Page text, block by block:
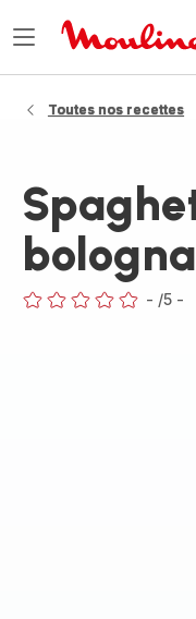
Ouvrir
Toutes nos recettes
- /5 -